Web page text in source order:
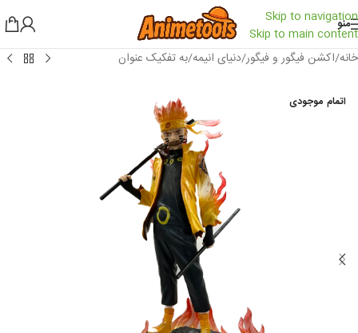
Skip to navigation
Skip to main content
منو
خانه/اکشن فیگور و فیگور/دنیای انیمه/به تفکیک عنوان
اتمام موجودی